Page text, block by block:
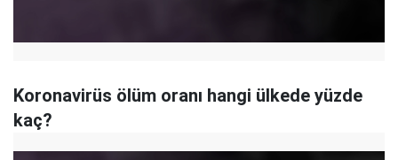
Koronavirüs ölüm oranı hangi ülkede yüzde
kaç?